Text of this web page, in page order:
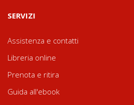
SERVIZI
Assistenza e contatti
Libreria online
Prenota e ritira
Guida all'ebook